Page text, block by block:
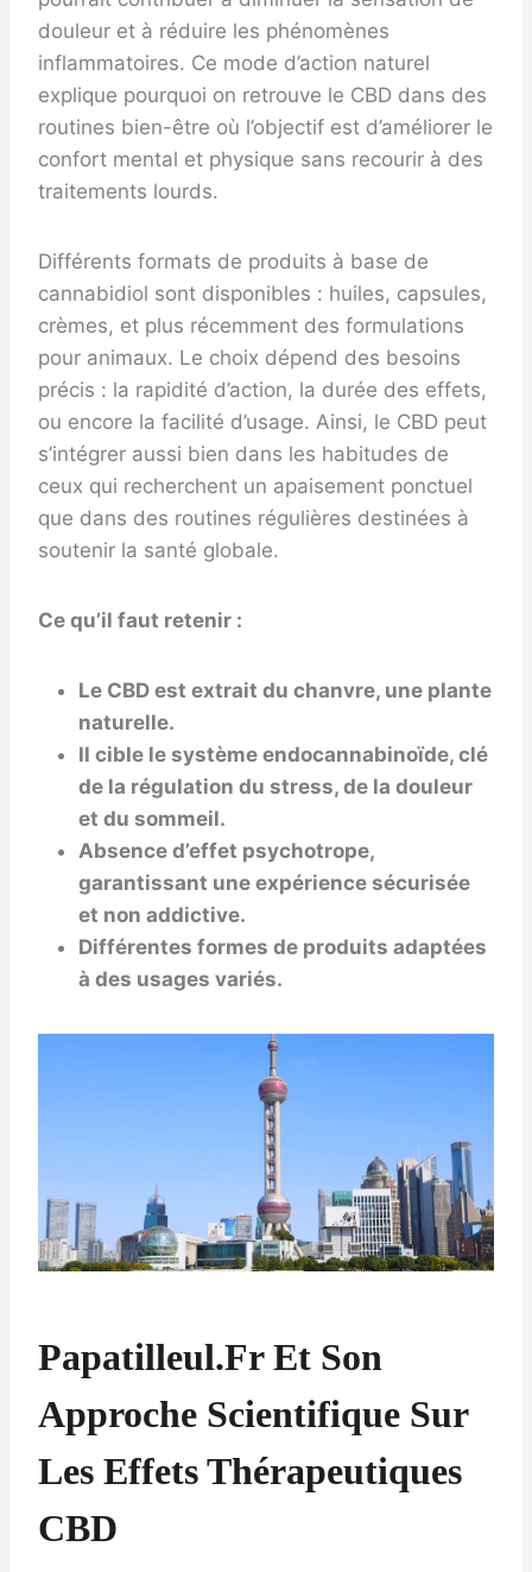
douleur et à réduire les phénomènes
inflammatoires. Ce mode d’action naturel
explique pourquoi on retrouve le CBD dans des
routines bien-être où l’objectif est d’améliorer le
confort mental et physique sans recourir à des
traitements lourds.
Différents formats de produits à base de
cannabidiol sont disponibles : huiles, capsules,
crèmes, et plus récemment des formulations
pour animaux. Le choix dépend des besoins
précis : la rapidité d’action, la durée des effets,
ou encore la facilité d’usage. Ainsi, le CBD peut
s’intégrer aussi bien dans les habitudes de
ceux qui recherchent un apaisement ponctuel
que dans des routines régulières destinées à
soutenir la santé globale.
Ce qu’il faut retenir :
Le CBD est extrait du chanvre, une plante
naturelle.
Il cible le système endocannabinoïde, clé
de la régulation du stress, de la douleur
et du sommeil.
Absence d’effet psychotrope,
garantissant une expérience sécurisée
et non addictive.
Différentes formes de produits adaptées
à des usages variés.
Papatilleul.fr Et Son
Approche Scientifique Sur
Les Effets Thérapeutiques
CBD